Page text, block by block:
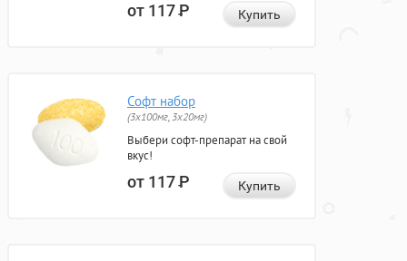
от 117Р Купить
Софт набор
(3x100мг, 3x20мг)
Выбери софт-препарат на свой
вкус!
от 117Р Купить